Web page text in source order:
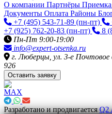
О компании Партнёры Приемка
Документы Оплата Районы
+7 (495) 543-71-89 (пн-пт)
+7 (925) 762-20-83 (пн-пт) 8
Пн-Пт 9:00-19:00
info@expert-otsenka.ru
г. Люберцы, ул. 3-е
926
Оставить заявку
Разработано и продвигаетсяQ2